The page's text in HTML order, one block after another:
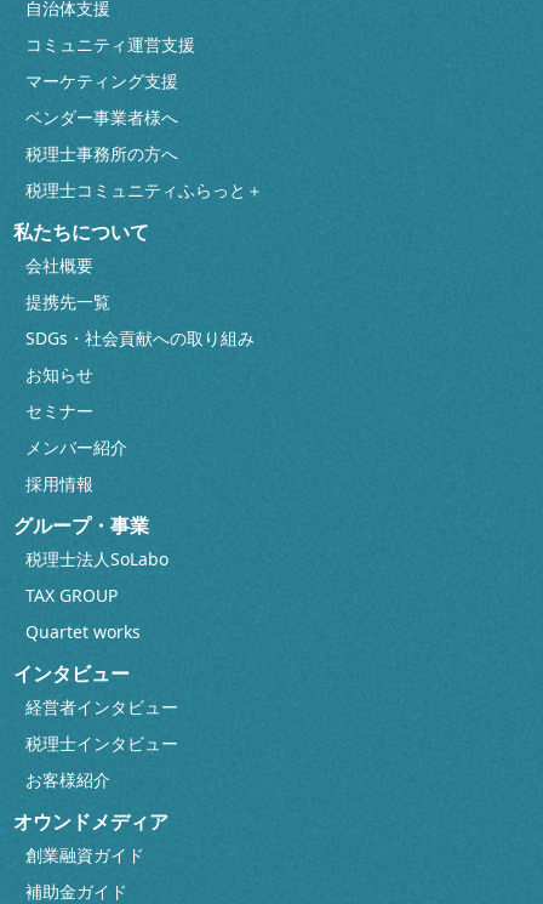
自治体支援
コミュニティ運営支援
マーケティング支援
ベンダー事業者様へ
税理士事務所の方へ
税理士コミュニティふらっと＋
私たちについて
会社概要
提携先一覧
SDGs・社会貢献への取り組み
お知らせ
セミナー
メンバー紹介
採用情報
グループ・事業
税理士法人SoLabo
TAX GROUP
Quartet works
インタビュー
経営者インタビュー
税理士インタビュー
お客様紹介
オウンドメディア
創業融資ガイド
補助金ガイド